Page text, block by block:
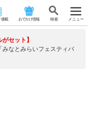
連載 おでかけ情報 検 索 メニュー
セット】
なとみらいフェスティバ